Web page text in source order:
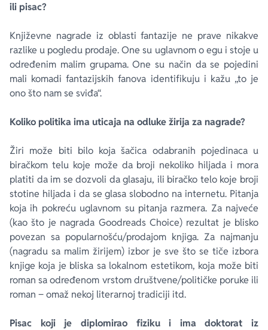
ili pisac?
Književne nagrade iz oblasti fantazije ne prave nikakve
razlike u pogledu prodaje. One su uglavnom o egu i stoje u
određenim malim grupama. One su način da se pojedini
mali komadi fantazijskih fanova identifikuju i kažu „to je
ono što nam se sviđa“.
Koliko politika ima uticaja na odluke žirija za nagrade?
Žiri može biti bilo koja šačica odabranih pojedinaca u
biračkom telu koje može da broji nekoliko hiljada i mora
platiti da im se dozvoli da glasaju, ili biračko telo koje broji
stotine hiljada i da se glasa slobodno na internetu. Pitanja
koja ih pokreću uglavnom su pitanja razmera. Za najveće
(kao što je nagrada Goodreads Choice) rezultat je blisko
povezan sa popularnošću/prodajom knjiga. Za najmanju
(nagradu sa malim žirijem) izbor je sve što se tiče izbora
knjige koja je bliska sa lokalnom estetikom, koja može biti
roman sa određenom vrstom društvene/političke poruke ili
roman ‒ omaž nekoj literarnoj tradiciji itd.
Pisac koji je diplomirao fiziku i ima doktorat iz